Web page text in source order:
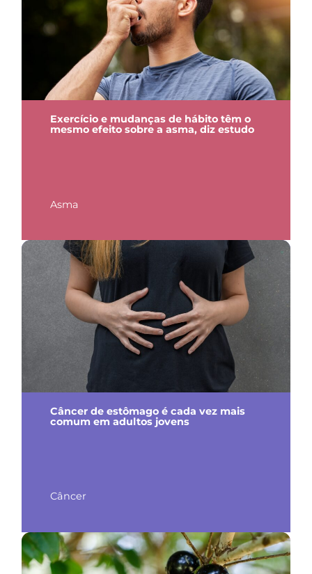
Exercício e mudanças de hábito têm o
mesmo efeito sobre a asma, diz estudo
Asma
Câncer de estômago é cada vez mais
comum em adultos jovens
Câncer